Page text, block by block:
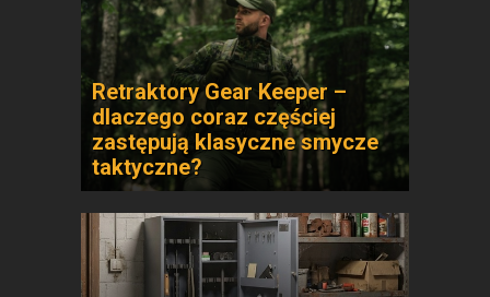
Retraktory Gear Keeper –
dlaczego coraz częściej
zastępują klasyczne smycze
taktyczne?